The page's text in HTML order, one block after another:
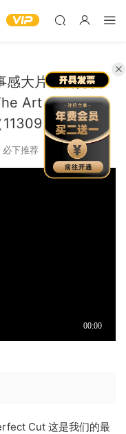
大片编辑剪辑
Art of Docum
）
必下推荐 3.7k
Cut 这是我们的最